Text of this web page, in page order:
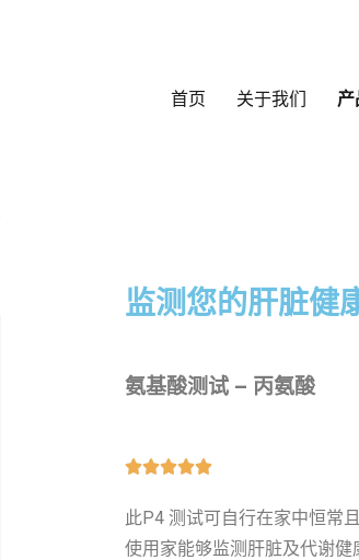
首页 关于我们 产
监测您的肝脏健
氨基酸测试 – 丙氨酸

此P4 测试可自行在家中恒常
使用家能够监测肝脏及代谢